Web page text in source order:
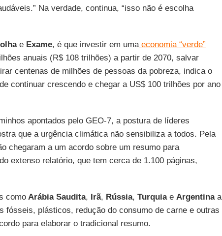
Na verdade, continua, “isso não é escolha
e Exame, é que investir em umaeconomia “verde”
anuais (R$ 108 trilhões) a partir de 2070, salvar
centenas de milhões de pessoas da pobreza, indica o
continuar crescendo e chegar a US$ 100 trilhões por ano
apontados pelo GEO-7, a postura de líderes
que a urgência climática não sensibiliza a todos. Pela
chegaram a um acordo sobre um resumo para
extenso relatório, que tem cerca de 1.100 páginas,
comoArábia Saudita, Irã, Rússia, Turquiae Argentinaa
fósseis, plásticos, redução do consumo de carne e outras
para elaborar o tradicional resumo.